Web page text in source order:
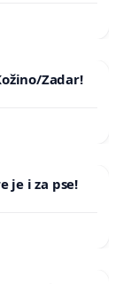
Zadar!
je i za pse!